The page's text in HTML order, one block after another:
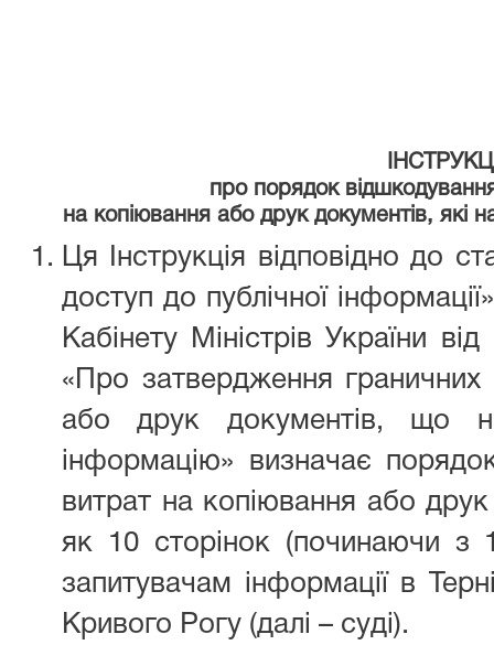
про порядок
на копіювання або друк документів,які
Ця Інструкція відповідно до
доступ до публічної
Кабінету Міністрів України
«Про затвердження
або друк документів, що
інформацію» визначає
витрат на копіювання або
як 10 сторінок (починаючи з
запитувачам інформації в
Кривого Рогу (далі – суді).